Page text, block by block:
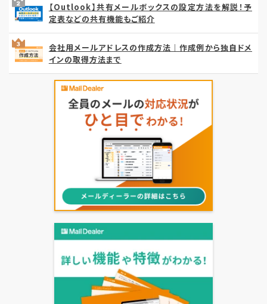
【Outlook】共有メールボックスの設定方法を解説！予
定表などの共有機能もご紹介
会社用メールアドレスの作成方法｜作成例から独自ドメ
インの取得方法まで